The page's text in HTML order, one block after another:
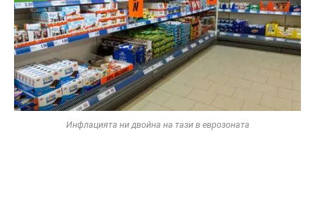
Инфлацията ни двойна на тази в еврозоната